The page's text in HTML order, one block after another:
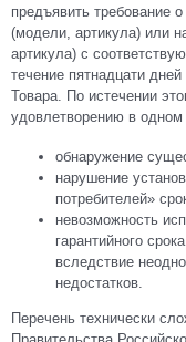
предъявить требование
(модели, артикула) или
артикула) с
течение пятнадцати
Товара. По истечении
удовлетворению в
обнаружение
нарушение
потребителей»
невозможность
гарантийного
вследствие
недостатков.
Перечень технически